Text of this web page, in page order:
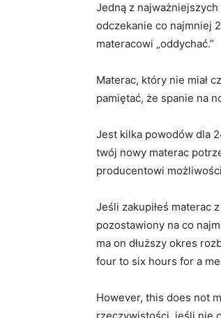
Jedną z
odczekanie co najmniej
materacowi „oddychać.”
Materac, który nie miał
pamiętać, że spanie na
Jest kilka powodów dla
twój nowy materac
producentowi
Jeśli zakupiłeś materac
pozostawiony na co
ma on dłuższy okres
four to six hours for a
However, this does not